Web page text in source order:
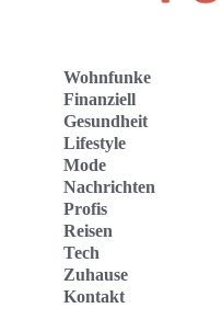
Wohnfunke
Finanziell
Gesundheit
Lifestyle
Mode
Nachrichten
Profis
Reisen
Tech
Zuhause
Kontakt